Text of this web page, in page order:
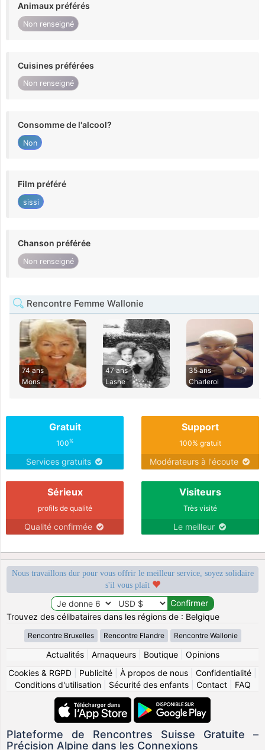
Animaux préférés
Non renseigné
Cuisines préférées
Non renseigné
Consomme de l'alcool?
Non
Film préféré
sissi
Chanson préférée
Non renseigné
Rencontre Femme Wallonie
74 ans
Mons
47 ans
Lasne
35 ans
Charleroi
Gratuit
100%
Services gratuits
Support
100% gratuit
Modérateurs à l'écoute
Sérieux
profils de qualité
Qualité confirmée
Visiteurs
Très visité
Le meilleur
Nous travaillons dur pour vous offrir le meilleur service, soyez solidaire
s'il vous plaît
Trouvez des célibataires dans les régions de : Belgique
Rencontre Bruxelles Rencontre Flandre Rencontre Wallonie
Actualités| Arnaqueurs| Boutique| Opinions
Cookies & RGPD
Publicité À propos de nous Confidentialité
Conditions d'utilisation| Sécurité des enfants| Contact| FAQ
Plateforme de Rencontres Suisse Gratuite –
Précision Alpine dans les Connexions